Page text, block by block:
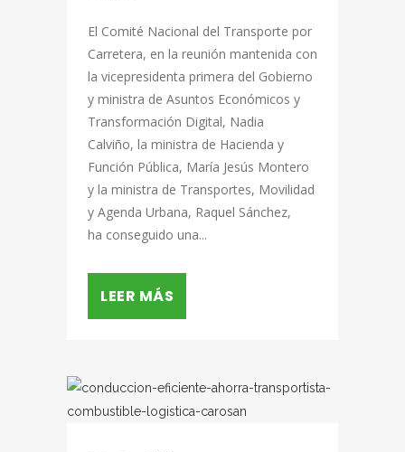
El Comité Nacional del Transporte por
Carretera, en la reunión mantenida con
la vicepresidenta primera del Gobierno
y ministra de Asuntos Económicos y
Transformación Digital, Nadia
Calviño, la ministra de Hacienda y
Función Pública, María Jesús Montero
y la ministra de Transportes, Movilidad
y Agenda Urbana, Raquel Sánchez,
ha conseguido una...
LEER MÁS